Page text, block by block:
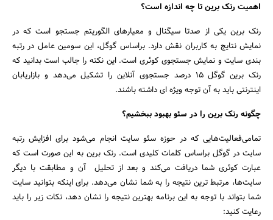
اهمیت رنک برین تا چه اندازه است؟
رنک برین یکی از صدتا سیگنال و معیارهای الگوریتم جستجو است که در
نمایش نتایج به کاربران نقش دارد. براساس گوگل، این سومین عامل در رتبه
بندی سایت و نمایش جستجوی کوئری است. این نکته را جالب است بدانید که
رنک برین گوگل 15 درصد جستجوی آنلاین را تشکیل می‌دهد و بازاریابان
اینترنتی باید به آن توجه ویژه ای داشته باشند.
چگونه رنک برین را در سئو بهبود ببخشیم؟
تمامی‌فعالیت‌هایی که در حوزه سئو سایت انجام می‌شود برای افزایش رتبه
سایت در گوگل براساس کلمات کلیدی است. رنک برین به این صورت است که
عبارت کوئری شما دریافت می‌کند و بعد از تحلیل آن و مطابقت با دیگر
سایت‌ها، مرتبط ترین نتیجه را به شما نشان می‌دهد. برای اینکه بتوانید سایت
شما بتواند با توجه به این برنامه بهترین نتیجه را نشان دهد، نکات زیر را باید
رعایت کنید: